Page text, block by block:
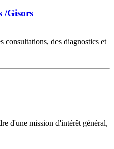
/Gisors
consultations, des diagnostics et
d'une mission d'intérêt général,